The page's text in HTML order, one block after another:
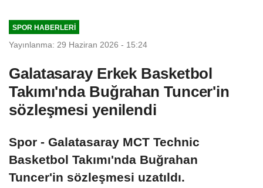
SPOR HABERLERI
Yayınlanma: 29 Haziran 2026 - 15:24
Galatasaray Erkek Basketbol
Takımı'nda Buğrahan Tuncer'in
sözleşmesi yenilendi
Spor - Galatasaray MCT Technic
Basketbol Takımı'nda Buğrahan
Tuncer'in sözleşmesi uzatıldı.